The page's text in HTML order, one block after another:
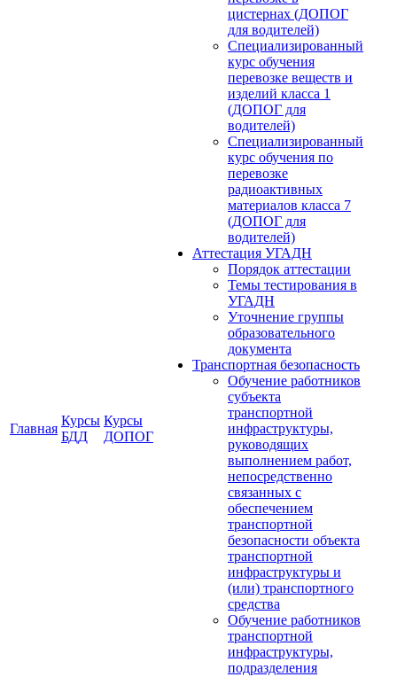
Главная
Курсы
БДД
Курсы
ДОПОГ
цистернах (ДОПОГ
для водителей)
Специализированный
курс обучения
перевозке веществ и
изделий класса 1
(ДОПОГ для
водителей)
Специализированный
курс обучения по
перевозке
радиоактивных
материалов класса 7
(ДОПОГ для
водителей)
Аттестация УГАДН
Порядок аттестации
Темы тестирования в
УГАДН
Уточнение группы
образовательного
документа
Транспортная безопасность
Обучение работников
субъекта
транспортной
инфраструктуры,
руководящих
выполнением работ,
непосредственно
связанных с
обеспечением
транспортной
безопасности объекта
транспортной
инфраструктуры и
(или) транспортного
средства
Обучение работников
транспортной
инфраструктуры,
подразделения